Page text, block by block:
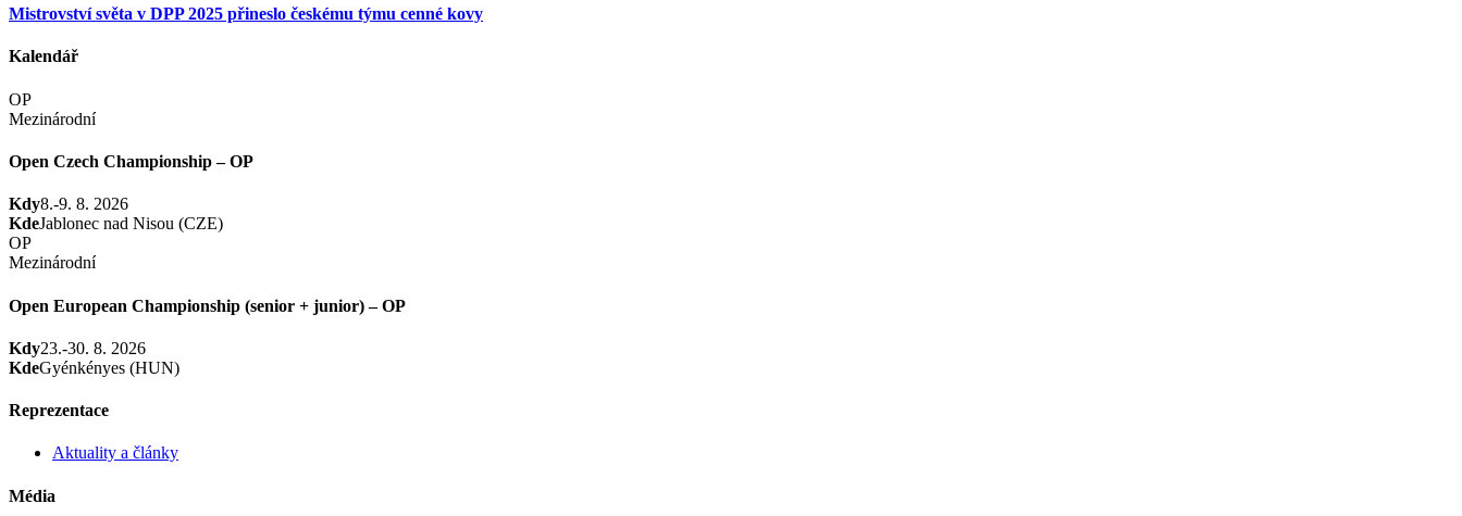
Mistrovství světa v DPP 2025 přineslo českému týmu cenné kovy
Kalendář
OP
Mezinárodní
Open Czech Championship – OP
Kdy8.-9. 8. 2026
KdeJablonec nad Nisou (CZE)
OP
Mezinárodní
Open European Championship (senior + junior) – OP
Kdy23.-30. 8. 2026
KdeGyénkényes (HUN)
Reprezentace
Aktuality a články
Média